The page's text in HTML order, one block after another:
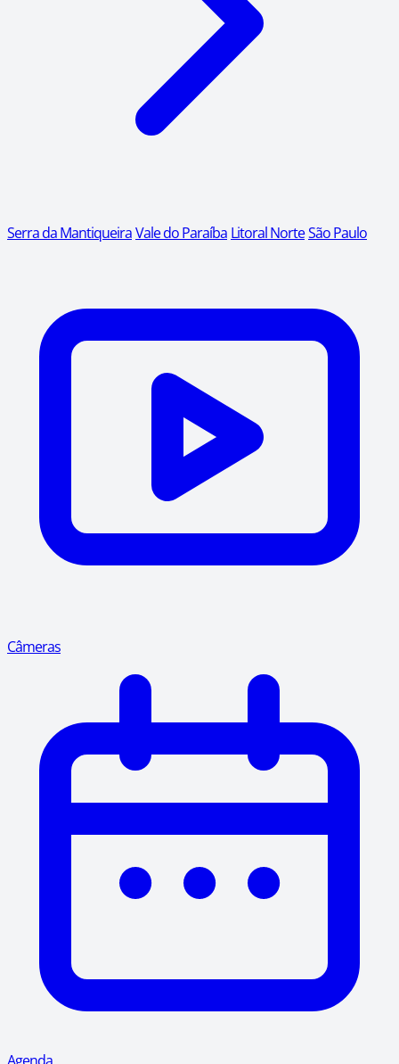
Serra da MantiqueiraVale do Paraíba Litoral NorteSão Paulo
Câmeras